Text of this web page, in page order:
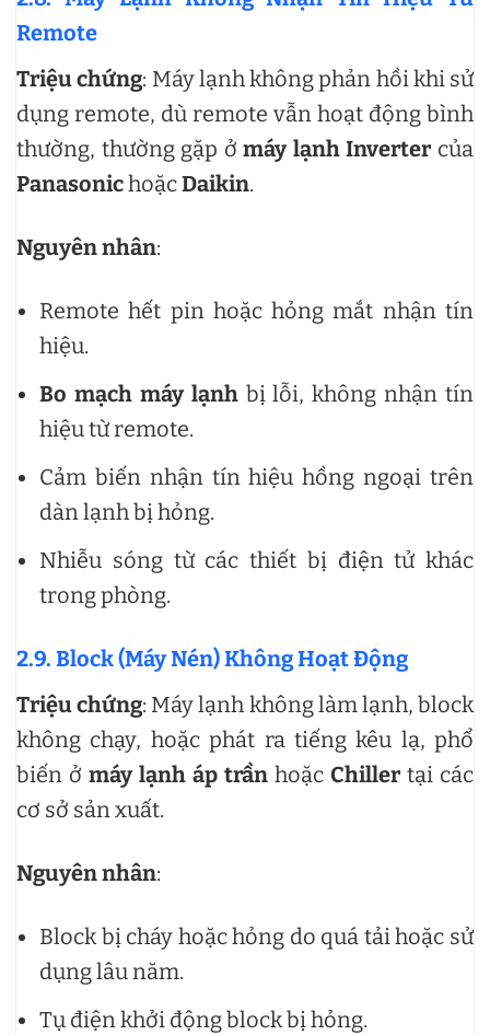
Remote
Triệu chứng: Máy lạnh không phản hồi khi sử
dụng remote, dù remote vẫn hoạt động bình
thường, thường gặp ởmáy lạnh Inverter của
PanasonichoặcDaikin.
Nguyên nhân:
Remote hết pin hoặc hỏng mắt nhận tín
hiệu.
Bo mạch máy lạnhbị lỗi, không nhận tín
hiệu từ remote.
Cảm biến nhận tín hiệu hồng ngoại trên
dàn lạnh bị hỏng.
Nhiễu sóng từ các thiết bị điện tử khác
trong phòng.
2.9. Block (Máy Nén) Không Hoạt Động
Triệu chứng: Máy lạnh không làm lạnh, block
không chạy, hoặc phát ra tiếng kêu lạ, phổ
biến ở máy lạnh áp trần hoặc Chiller tại các
cơ sở sản xuất.
Nguyên nhân:
Block bị cháy hoặc hỏng do quá tải hoặc sử
dụng lâu năm.
Tụ điện khởi động block bị hỏng.